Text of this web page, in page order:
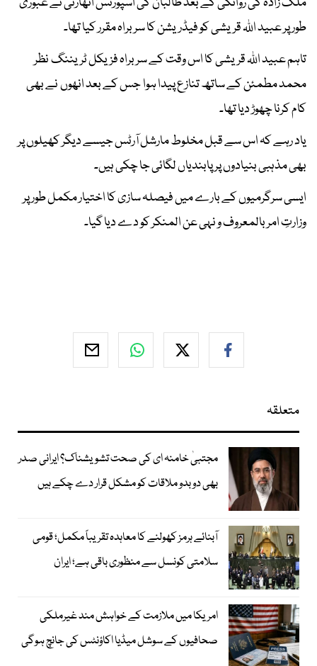
طور پر عبید اللہ قریشی کو فیڈریشن کا سربراہ مقرر کیا تھا۔
تاہم عبید اللہ قریشی کا اس وقت کے سربراہ فزیکل ٹریننگ نظر
محمد مطمئن کے ساتھ تنازع پیدا ہوا جس کے بعد انھوں نے بھی
کام کرنا چھوڑ دیا تھا۔
یاد رہے کہ اس سے قبل مخلوط مارشل آرٹس جیسے دیگر کھیلوں پر
بھی مذہبی بنیادوں پر پابندیاں لگائی جا چکی ہیں۔
ایسی سرگرمیوں کے بارے میں فیصلہ سازی کا اختیار مکمل طور پر
وزارتِ امر بالمعروف و نہی عن المنکر کو دے دیا گیا۔
متعلقہ
مجتبیٰ خامنہ ای کی صحت تشویشناک؟ ایرانی صدر
بھی دوبدو ملاقات کو مشکل قرار دے چکے ہیں
آبنائے ہرمز کھولنے کا معاہدہ تقریباً مکمل؛ قومی
سلامتی کونسل سے منظوری باقی ہے؛ ایران
امریکا میں ملازمت کے خواہش مند غیرملکی
صحافیوں کے سوشل میڈیا اکاؤنٹس کی جانچ ہوگی